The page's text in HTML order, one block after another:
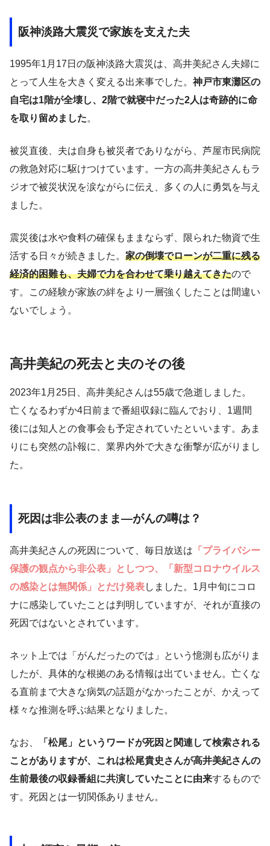
阪神淡路大震災で家族を支えた夫
1995年1月17日の阪神淡路大震災は、高井美紀さん夫婦に
とって人生を大きく変える出来事でした。 神戸市東灘区の
自宅は1階が全壊し、2階で就寝中だった2人は奇跡的に命
を取り留めました。
被災直後、夫は自身も被災者でありながら、芦屋市民病院
の救急対応に駆けつけています。一方の高井美紀さんもラ
ジオで被災状況を涙ながらに伝え、多くの人に勇気を与え
ました。
震災後は水や食料の確保もままならず、限られた物資で生
活する日々が続きました。 家の倒壊でローンが二重に残る
経済的困難も、夫婦で力を合わせて乗り越えてきたので
す。この経験が家族の絆をより一層強くしたことは間違い
ないでしょう。
高井美紀の死去と夫のその後
2023年1月25日、高井美紀さんは55歳で急逝しました。
亡くなるわずか4日前まで番組収録に臨んでおり、1週間
後には知人との食事会も予定されていたといいます。あま
りにも突然の訃報に、業界内外で大きな衝撃が広がりまし
た。
死因は非公表のまま―がんの噂は？
高井美紀さんの死因について、毎日放送は 「プライバシー
保護の観点から非公表」としつつ、「新型コロナウイルス
の感染とは無関係」とだけ発表しました。1月中旬にコロ
ナに感染していたことは判明していますが、それが直接の
死因ではないとされています。
ネット上では「がんだったのでは」という憶測も広がりま
したが、具体的な根拠のある情報は出ていません。亡くな
る直前まで大きな病気の話題がなかったことが、かえって
様々な推測を呼ぶ結果となりました。
なお、
「松尾」というワードが死因と関連して検索される
ことがありますが、これは松尾貴史さんが高井美紀さんの
生前最後の収録番組に共演していたことに由来するもので
す。死因とは一切関係ありません。